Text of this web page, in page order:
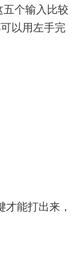
个输入比较
以用左手完
能打出来，